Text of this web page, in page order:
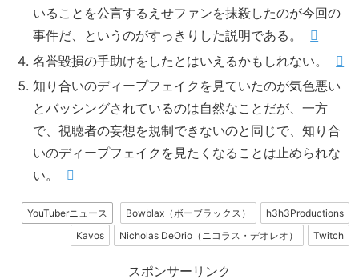
いることを公言するえせファンを抹殺したのが今回の
事件だ、というのがすっきりした説明である。
名誉毀損の手助けをしたとはいえるかもしれない。
知り合いのディープフェイクを見ていたのが気色悪い
とバッシングされているのは自然なことだが、一方
で、視聴者の妄想を規制できないのと同じで、知り合
いのディープフェイクを見たくなることは止められな
い。
YouTuberニュース Bowblax（ボーブラックス）
h3h3Productions
Kavos
Nicholas DeOrio（ニコラス・デオレオ） Twitch
スポンサーリンク